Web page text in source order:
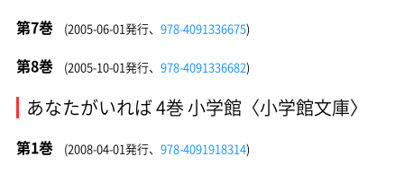
第7巻 (2005-06-01発行、 978-4091336675)
第8巻 (2005-10-01発行、 978-4091336682)
あなたがいれば 4巻 小学館〈小学館文庫〉
第1巻 (2008-04-01発行、 978-4091918314)